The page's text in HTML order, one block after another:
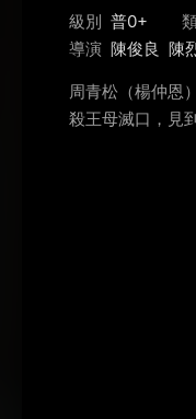
級別 普0+
導演 陳俊良 陳
周青松（楊仲恩
殺王母滅口，見